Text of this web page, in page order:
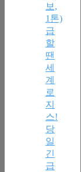
보,
1톤)
급
할
땐
세
계
로
지
스!
당
일
긴
급